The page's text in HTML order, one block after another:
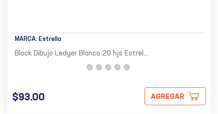
MARCA: Estrella
Block Dibujo Ledyer Blanco 20 hjs Estrel...
$93.00 AGREGAR